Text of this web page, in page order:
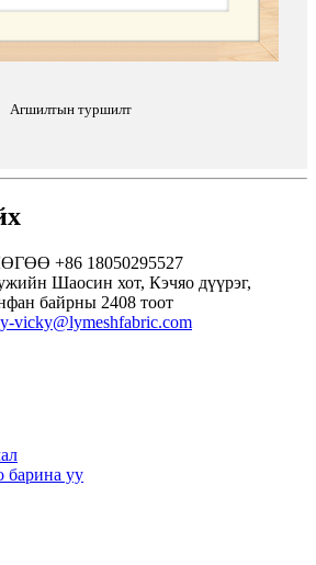
Агшилтын туршилт
+86 18050295527
Шаосин хот, Кэчяо дүүрэг,
байрны 2408 тоот
vicky@lymeshfabric.com
барина уу